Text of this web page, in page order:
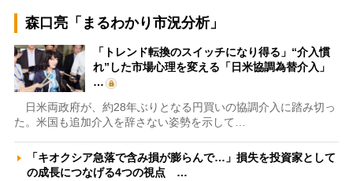
森口亮「まるわかり市況分析」
「トレンド転換のスイッチになり得る」“介入慣
れ”した市場心理を変える「日米協調為替介入」
…
日米両政府が、約28年ぶりとなる円買いの協調介入に踏み切っ
た。米国も追加介入を辞さない姿勢を示して…
「キオクシア急落で含み損が膨らんで…」損失を投資家として
の成長につなげる4つの視点 …